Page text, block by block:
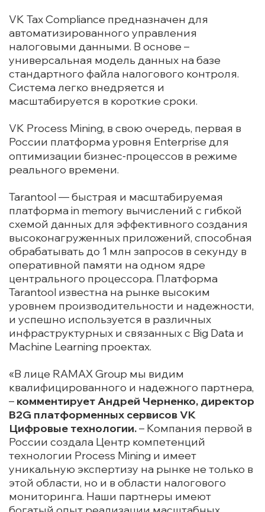
VK Tax Compliance предназначен для
автоматизированного управления
налоговыми данными. В основе –
универсальная модель данных на базе
стандартного файла налогового контроля.
Система легко внедряется и
масштабируется в короткие сроки.
VK Process Mining, в свою очередь, первая в
России платформа уровня Enterprise для
оптимизации бизнес‑процессов в режиме
реального времени.
Tarantool — быстрая и масштабируемая
платформа in memory вычислений с гибкой
схемой данных для эффективного создания
высоконагруженных приложений, способная
обрабатывать до 1 млн запросов в секунду в
оперативной памяти на одном ядре
центрального процессора. Платформа
Tarantool известна на рынке высоким
уровнем производительности и надежности,
и успешно используется в различных
инфраструктурных и связанных с Big Data и
Machine Learning проектах.
«В лице RAMAX Group мы видим
квалифицированного и надежного партнера,
– комментирует Андрей Черненко, директор
B2G платформенных сервисов VK
Цифровые технологии.– Компания первой в
России создала Центр компетенций
технологии Process Mining и имеет
уникальную экспертизу на рынке не только в
этой области, но и в области налогового
мониторинга. Наши партнеры имеют